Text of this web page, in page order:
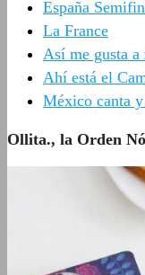
España
La France
Así me gusta a
Ahí está el
México canta
Ollita., la Orden